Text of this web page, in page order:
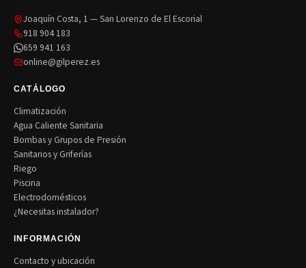
Joaquín Costa, 1 — San Lorenzo de El Escorial
918 904 183
659 941 163
online@gilperez.es
CATÁLOGO
Climatización
Agua Caliente Sanitaria
Bombas y Grupos de Presión
Sanitarios y Griferías
Riego
Piscina
Electrodomésticos
¿Necesitas instalador?
INFORMACIÓN
Contacto y ubicación